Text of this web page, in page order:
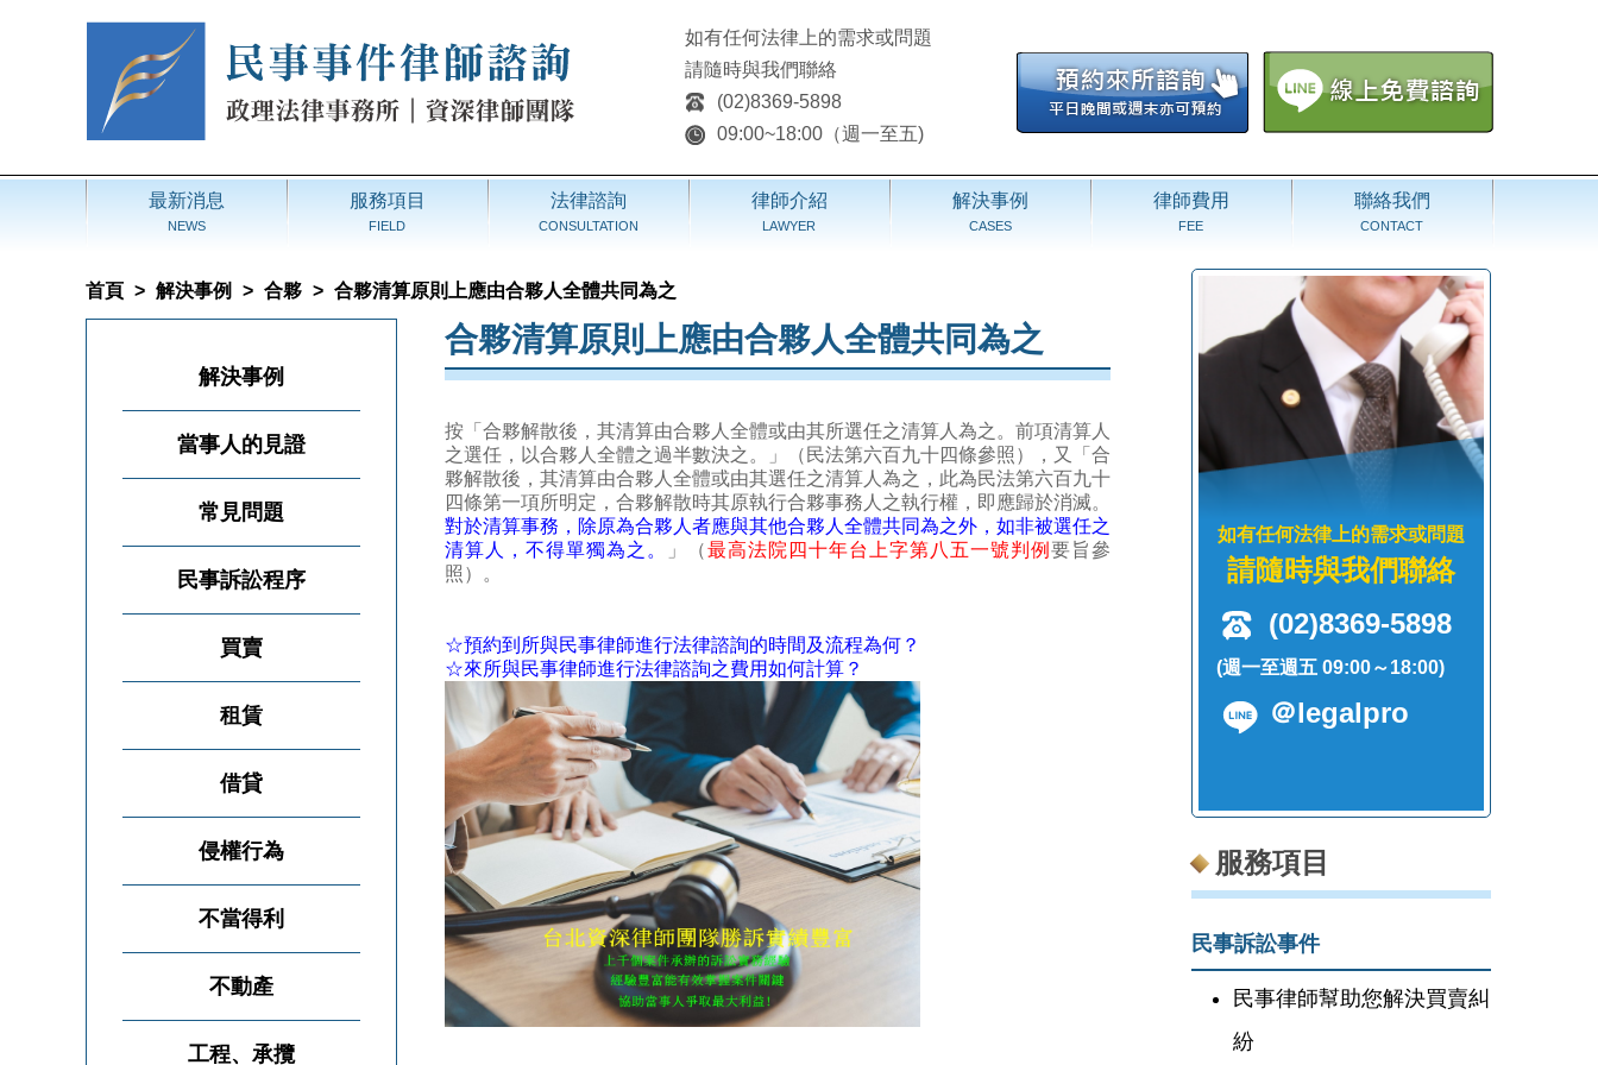
如有任何法律上的需求或問題
請隨時與我們聯絡
(02)8369-5898
09:00~18:00（週一至五)
最新消息
NEWS
服務項目
FIELD
法律諮詢
CONSULTATION
律師介紹
LAWYER
解決事例
CASES
律師費用
FEE
聯絡我們
CONTACT
首頁 > 解決事例 > 合夥 > 合夥清算原則上應由合夥人全體共同為之
解決事例
當事人的見證
常見問題
民事訴訟程序
買賣
租賃
借貸
侵權行為
不當得利
不動產
工程、承攬
合夥清算原則上應由合夥人全體共同為之
按「合夥解散後，其清算由合夥人全體或由其所選任之清算人為之。前項清算人
之選任，以合夥人全體之過半數決之。」（民法第六百九十四條參照），又「合
夥解散後，其清算由合夥人全體或由其選任之清算人為之，此為民法第六百九十
四條第一項所明定，合夥解散時其原執行合夥事務人之執行權，即應歸於消滅。
對於清算事務，除原為合夥人者應與其他合夥人全體共同為之外，如非被選任之
清算人，不得單獨為之。
」（最高法院四十年台上字第八五一號判例 要旨參
照）。
☆預約到所與民事律師進行法律諮詢的時間及流程為何？
☆來所與民事律師進行法律諮詢之費用如何計算？
如有任何法律上的需求或問題
請隨時與我們聯絡
(02)8369-5898
(週一至週五 09:00～18:00)
＠legalpro
服務項目
民事訴訟事件
民事律師幫助您解決買賣糾
紛